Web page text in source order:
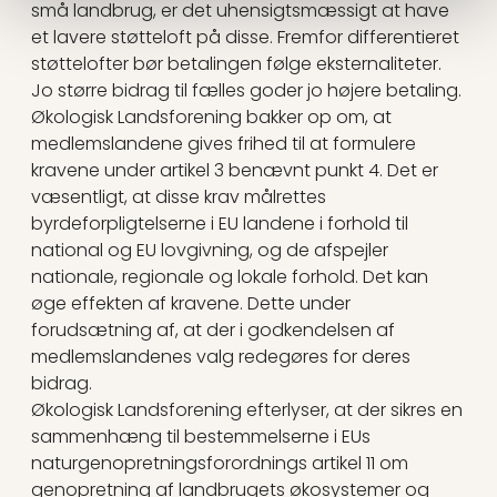
små landbrug, er det uhensigtsmæssigt at have
et lavere støtteloft på disse. Fremfor differentieret
støttelofter bør betalingen følge eksternaliteter.
Jo større bidrag til fælles goder jo højere betaling.
Økologisk Landsforening bakker op om, at
medlemslandene gives frihed til at formulere
kravene under artikel 3 benævnt punkt 4. Det er
væsentligt, at disse krav målrettes
byrdeforpligtelserne i EU landene i forhold til
national og EU lovgivning, og de afspejler
nationale, regionale og lokale forhold. Det kan
øge effekten af kravene. Dette under
forudsætning af, at der i godkendelsen af
medlemslandenes valg redegøres for deres
bidrag.
Økologisk Landsforening efterlyser, at der sikres en
sammenhæng til bestemmelserne i EUs
naturgenopretningsforordnings artikel 11 om
genopretning af landbrugets økosystemer og